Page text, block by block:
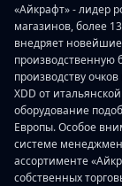
«Айкрафт» - лидер
магазинов, более
внедряет
производственную
производству
XDD от
оборудование
Европы. Особое
системе
ассортименте
собственных